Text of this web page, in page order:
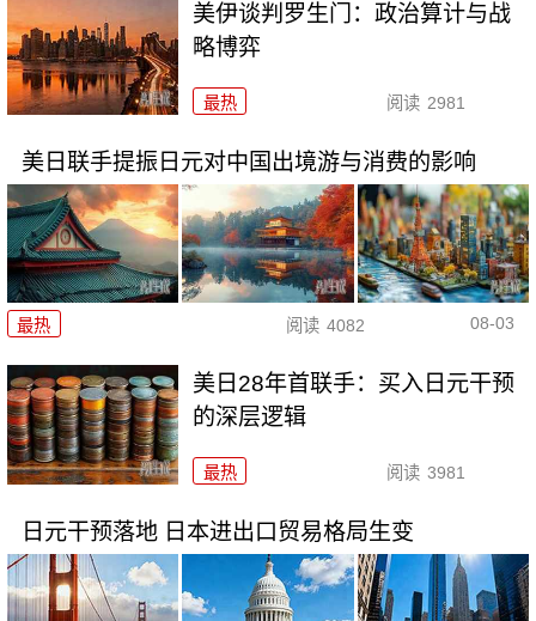
美伊谈判罗生门：政治算计与战
略博弈
最热 阅读 2981
美日联手提振日元对中国出境游与消费的影响
最热 阅读 4082 08-03
美日28年首联手：买入日元干预
的深层逻辑
最热 阅读 3981
日元干预落地 日本进出口贸易格局生变